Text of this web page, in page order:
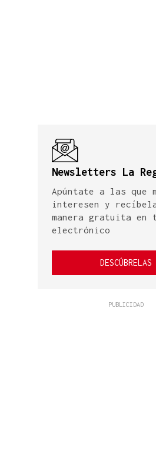
Newsletters La
Apúntate a las que
interesen y
manera gratuita en
electrónico
DESCÚBRELAS